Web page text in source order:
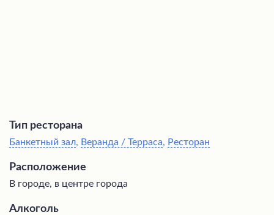
Тип ресторана
Банкетный зал, Веранда / Терраса, Ресторан
Расположение
В городе, в центре города
Алкоголь